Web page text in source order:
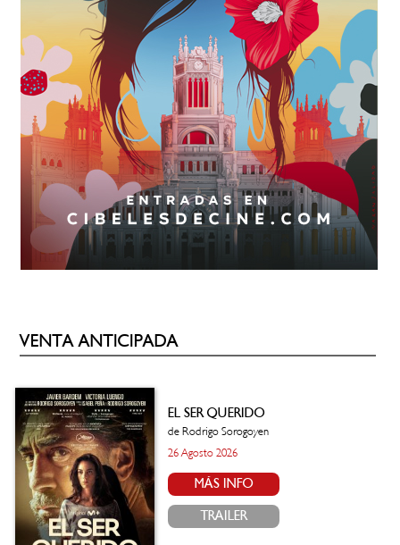
VENTA ANTICIPADA
EL SER QUERIDO
de Rodrigo Sorogoyen
26 Agosto 2026
MÁS INFO
TRAILER